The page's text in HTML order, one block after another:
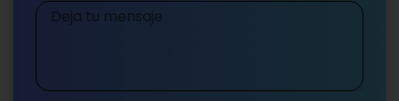
Mensaje